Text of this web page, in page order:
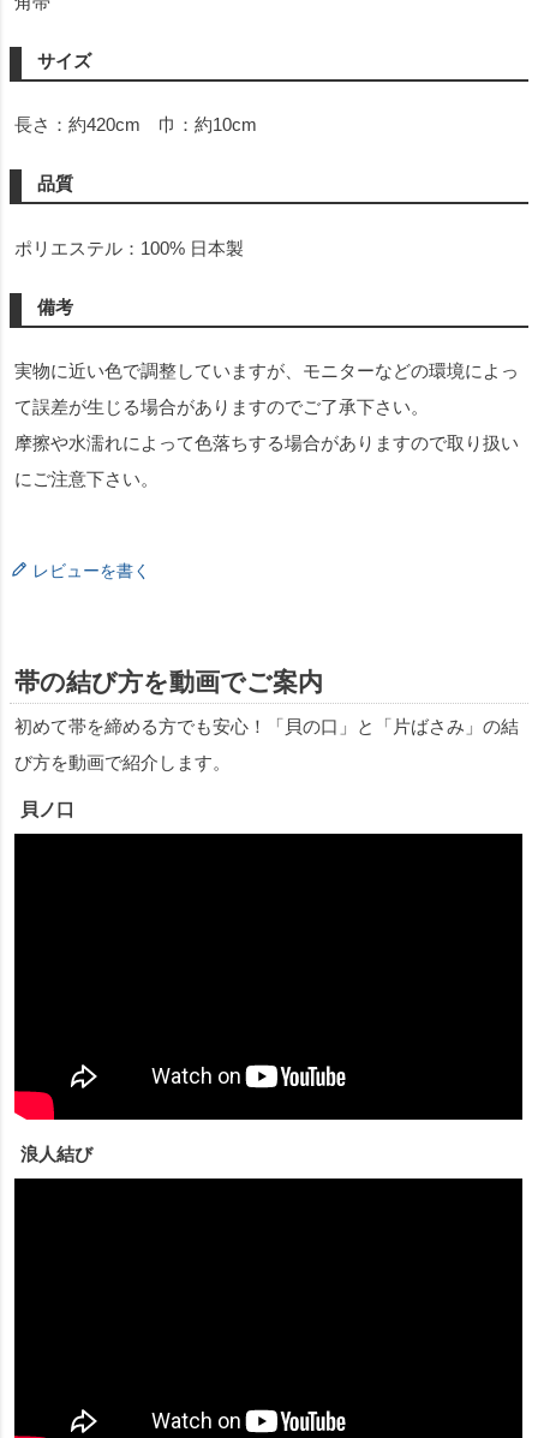
サイズ
長さ：約420cm 巾：約10cm
品質
ポリエステル：100% 日本製
備考
実物に近い色で調整していますが、モニターなどの環境によっ
て誤差が生じる場合がありますのでご了承下さい。
摩擦や水濡れによって色落ちする場合がありますので取り扱い
にご注意下さい。
レビューを書く
帯の結び方を動画でご案内
初めて帯を締める方でも安心！「貝の口」と「片ばさみ」の結
び方を動画で紹介します。
貝ノ口
浪人結び